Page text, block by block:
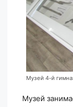
Музей 4-й
Музей